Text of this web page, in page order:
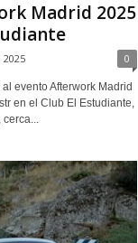
Madrid 2025
0
evento Afterwork Madrid
en el Club El Estudiante,